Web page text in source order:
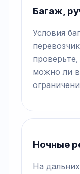
Багаж,
Условия
можно ли
Ночные
На